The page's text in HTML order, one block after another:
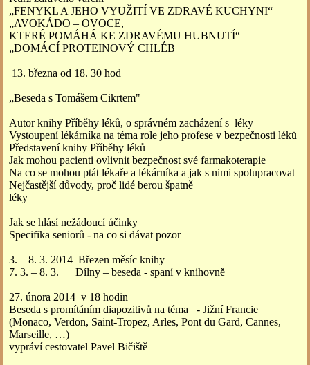
„FENYKL A JEHO VYUŽITÍ VE ZDRAVÉ KUCHYNI“
„AVOKÁDO – OVOCE,
KTERÉ POMÁHÁ KE ZDRAVÉMU HUBNUTÍ“
„DOMÁCÍ PROTEINOVÝ CHLÉB
13. března od 18. 30 hod
„Beseda s Tomášem Cikrtem"
Autor knihy Příběhy léků, o správném zacházení s léky
Vystoupení lékárníka na téma role jeho profese v bezpečnosti léků
Představení knihy Příběhy léků
Jak mohou pacienti ovlivnit bezpečnost své farmakoterapie
Na co se mohou ptát lékaře a lékárníka a jak s nimi spolupracovat
Nejčastější důvody, proč lidé berou špatně
léky
Jak se hlásí nežádoucí účinky
Specifika seniorů - na co si dávat pozor
3. – 8. 3. 2014 Březen měsíc knihy
7. 3. – 8. 3. Dílny – beseda - spaní v knihovně
27. února 2014 v 18 hodin
Beseda s promítáním diapozitivů na téma - Jižní Francie
(Monaco, Verdon, Saint-Tropez, Arles, Pont du Gard, Cannes,
Marseille, …)
vypráví cestovatel Pavel Bičiště